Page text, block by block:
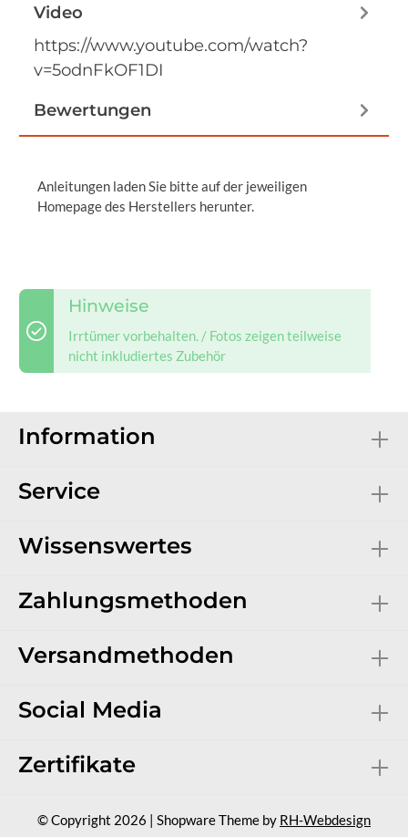
Video
https://www.youtube.com/watch?
v=5odnFkOF1DI
Bewertungen
Anleitungen laden Sie bitte auf der jeweiligen
Homepage des Herstellers herunter.
Hinweise
Irrtümer vorbehalten. / Fotos zeigen teilweise
nicht inkludiertes Zubehör
Information
Service
Wissenswertes
Zahlungsmethoden
Versandmethoden
Social Media
Zertifikate
© Copyright 2026 | Shopware Theme by RH-Webdesign